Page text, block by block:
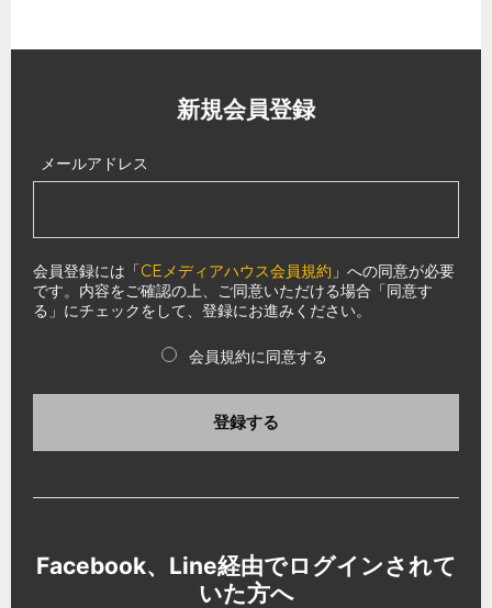
新規会員登録
メールアドレス
会員登録には「CEメディアハウス会員規約 」への同意が必要
です。内容をご確認の上、ご同意いただける場合「同意す
る」にチェックをして、登録にお進みください。
会員規約に同意する
登録する
Facebook、Line経由でログインされて
いた方へ